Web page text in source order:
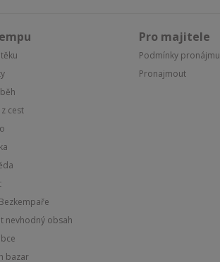
cest
nevhodný obsah
bazar
Pro majitele
Podmínky pronájmu
Pronajmout